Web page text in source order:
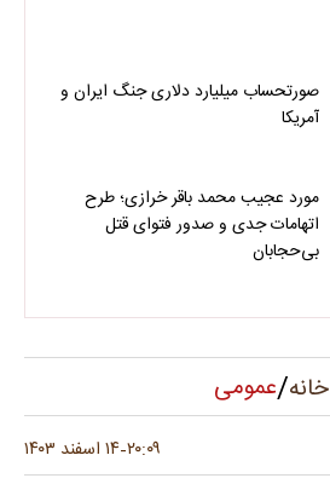
صورتحساب میلیارد دلاری جنگ ایران و
آمریکا
مورد عجیب محمد باقر خرازی؛ طرح
اتهامات جدی و صدور فتوای قتل
بی‌حجابان
خانه/عمومی
۲۰:۰۹-۱۴ اسفند ۱۴۰۳